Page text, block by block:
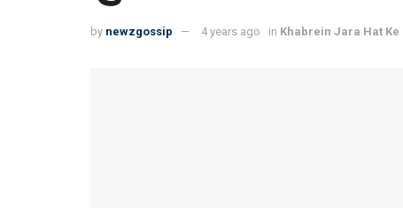
by newzgossip 4 years ago in Khabrein Jara Hat Ke